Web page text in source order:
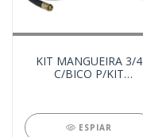
KIT MANGUEIRA 3/4
C/BICO P/KIT
ESPIAR